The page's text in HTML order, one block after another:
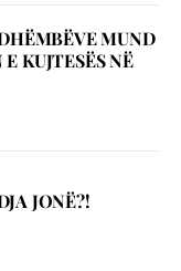
MUND
KUJTESËS NË
JONË?!